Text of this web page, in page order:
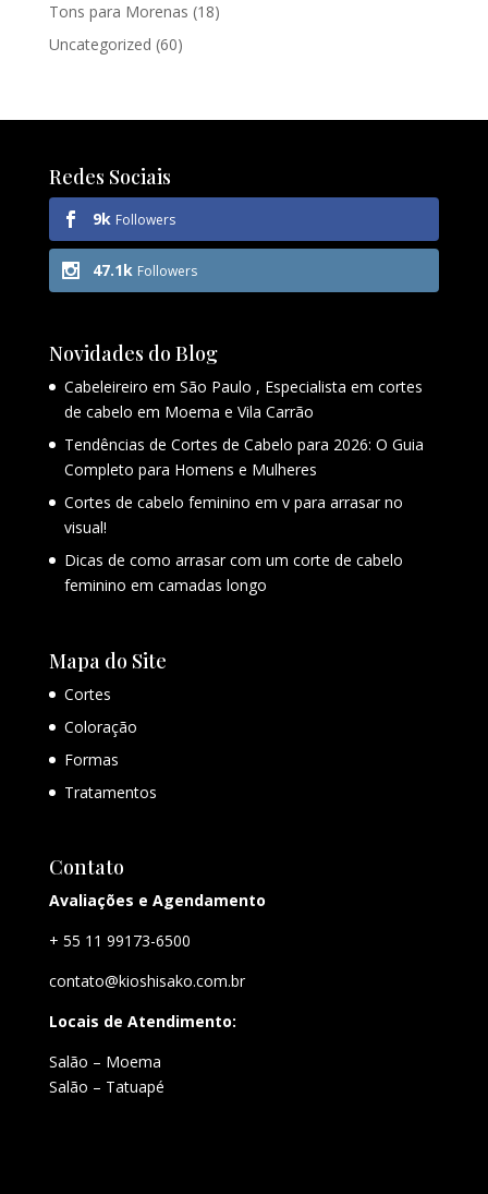
Tons para Morenas (18)
Uncategorized (60)
Redes Sociais
9k Followers
47.1k Followers
Novidades do Blog
Cabeleireiro em São Paulo , Especialista em cortes
de cabelo em Moema e Vila Carrão
Tendências de Cortes de Cabelo para 2026: O Guia
Completo para Homens e Mulheres
Cortes de cabelo feminino em v para arrasar no
visual!
Dicas de como arrasar com um corte de cabelo
feminino em camadas longo
Mapa do Site
Cortes
Coloração
Formas
Tratamentos
Contato
Avaliações e Agendamento
+ 55 11 99173-6500
contato@kioshisako.com.br
Locais de Atendimento:
Salão – Moema
Salão – Tatuapé